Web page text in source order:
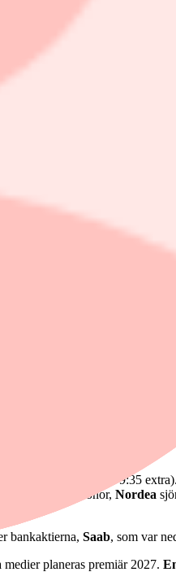
att acceptera att USA
(20:45 ordinarie och 9:35 extra).
eller 23:40 kronor, Nordea
bankaktierna, Saab, som var
planeras premiär 2027.